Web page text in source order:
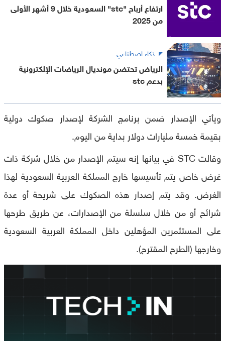
ارتفاع أرباح "stc" السعودية خلال 9 أشهر الأولى
من 2025
ذكاء اصطناعي
الرياض تحتضن مونديال الرياضات الإلكترونية
بدعم stc
ويأتي الإصدار ضمن برنامج الشركة لإصدار صكوك دولية
بقيمة خمسة مليارات دولار بداية من اليوم.
وقالت STC في بيانها إنه سيتم الإصدار من خلال شركة ذات
غرض خاص يتم تأسيسها خارج المملكة العربية السعودية لهذا
الغرض. وقد يتم إصدار هذه الصكوك على شريحة أو عدة
شرائح أو من خلال سلسلة من الإصدارات، عن طريق طرحها
على المستثمرين المؤهلين داخل المملكة العربية السعودية
وخارجها (الطرح المقترح).